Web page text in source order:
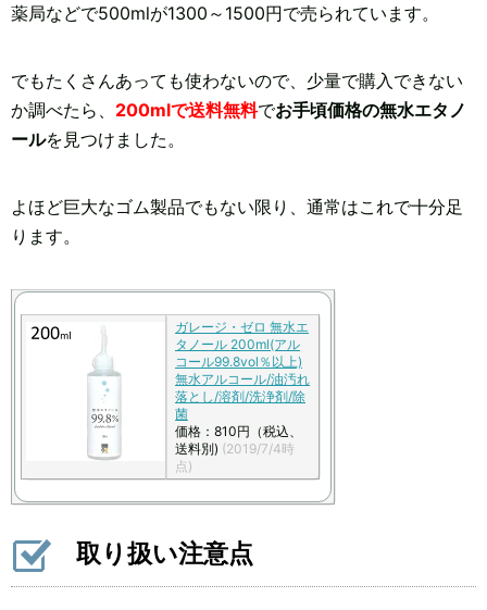
薬局などで500mlが1300～1500円で売られています。
でもたくさんあっても使わないので、少量で購入できない
か調べたら、 200mlで送料無料でお手頃価格の無水エタノ
ールを見つけました。
よほど巨大なゴム製品でもない限り、通常はこれで十分足
ります。
ガレージ・ゼロ 無水エ
タノール 200ml(アル
コール99.8vol％以上)
無水アルコール/油汚れ
落とし/溶剤/洗浄剤/除
菌
価格：810円（税込、
送料別) (2019/7/4時
点)
取り扱い注意点